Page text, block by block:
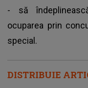
DISTRIBUIE
- să
ocuparea prin
special.